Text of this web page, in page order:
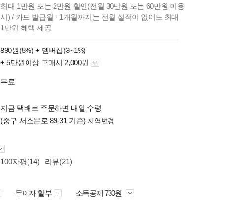
최대 1만원 또는 2만원 할인(전월 30만원 또는 60만원 이용
시) / 카드 발급월 +1개월까지는 전월 실적이 없어도 최대
1만원 혜택 제공
890원(5%) + 멤버십(3~1%)
+ 5만원이상 구매시 2,000원
무료
지금 택배로 주문하면 내일 수령
(중구 서소문로 89-31 기준) 지역변경
100자평(14) 리뷰(21)
무이자 할부 소득공제 730원